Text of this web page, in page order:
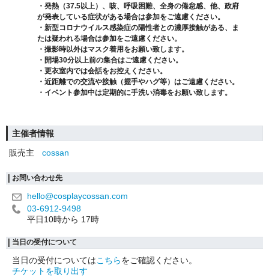
・発熱（37.5以上）、咳、呼吸困難、全身の倦怠感、他、政府
が発表している症状がある場合は参加をご遠慮ください。
・新型コロナウイルス感染症の陽性者との濃厚接触がある、ま
たは疑われる場合は参加をご遠慮ください。
・撮影時以外はマスク着用をお願い致します。
・開場30分以上前の集合はご遠慮ください。
・更衣室内では会話をお控えください。
・近距離での交流や接触（握手やハグ等）はご遠慮ください。
・イベント参加中は定期的に手洗い消毒をお願い致します。
主催者情報
販売主
cossan
お問い合わせ先
hello@cosplaycossan.com
03-6912-9498
平日10時から 17時
当日の受付について
当日の受付についてはこちらをご確認ください。
チケットを取り出す